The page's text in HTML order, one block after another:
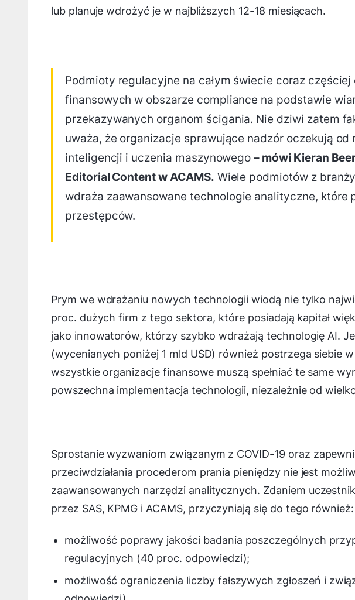
lub planuje wdrożyć je w najbliższych 12-18 miesiącach.
Podmioty regulacyjne na całym świecie coraz
finansowych w obszarze compliance na podstawie
przekazywanych organom ścigania. Nie dziwi zatem
uważa, że organizacje sprawujące nadzór oczekują
inteligencji i uczenia maszynowego– mówi Kieran
Editorial Content w ACAMS. Wiele podmiotów z
wdraża zaawansowane technologie analityczne, które
przestępców.
Prym we wdrażaniu nowych technologii wiodą nie tylko
proc. dużych firm z tego sektora, które posiadają kapitał
jako innowatorów, którzy szybko wdrażają technologię AI.
(wycenianych poniżej 1 mld USD) również postrzega siebie
wszystkie organizacje finansowe muszą spełniać te same
powszechna implementacja technologii, niezależnie od
Sprostanie wyzwaniom związanym z COVID-19 oraz
przeciwdziałania procederom prania pieniędzy nie jest
zaawansowanych narzędzi analitycznych. Zdaniem
przez SAS, KPMG i ACAMS, przyczyniają się do tego również:
możliwość poprawy jakości badania poszczególnych
regulacyjnych (40 proc. odpowiedzi);
możliwość ograniczenia liczby fałszywych zgłoszeń i